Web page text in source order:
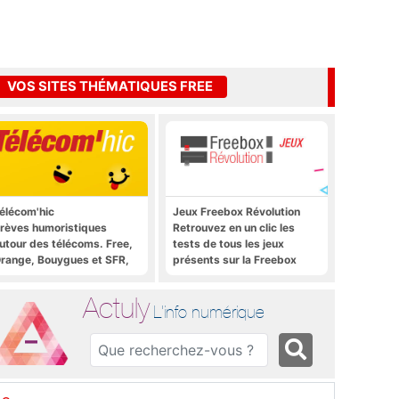
VOS SITES THÉMATIQUES FREE
humoristiques
des télécoms. Free,
Bouygues et SFR,
Jeux Freebox Révolution
Retrouvez en un clic les
tests de tous les jeux
présents sur la Freebox
Actuly L'info numérique